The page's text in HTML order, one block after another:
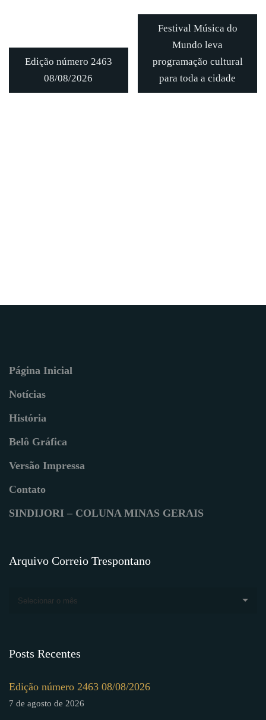
Edição número 2463
08/08/2026
Festival Música do
Mundo leva
programação cultural
para toda a cidade
Página Inicial
Notícias
História
Belô Gráfica
Versão Impressa
Contato
SINDIJORI – COLUNA MINAS GERAIS
Arquivo Correio Trespontano
Selecionar o mês
Posts Recentes
Edição número 2463 08/08/2026
7 de agosto de 2026